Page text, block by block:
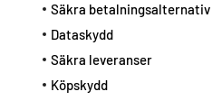
Säkra betalningsalternativ
Dataskydd
Säkra leveranser
Köpskydd